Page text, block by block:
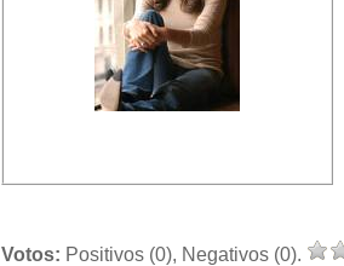
Votos: Positivos (0), Negativos (0).